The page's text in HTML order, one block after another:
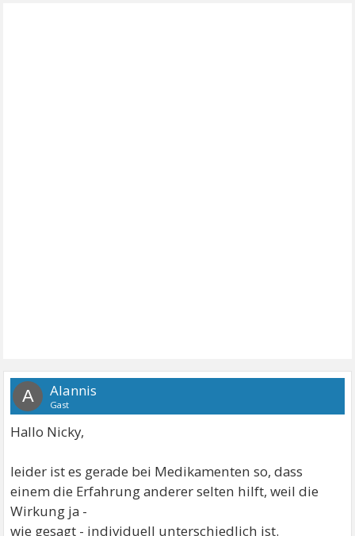
A Alannis
Gast
Hallo Nicky,
leider ist es gerade bei Medikamenten so, dass
einem die Erfahrung anderer selten hilft, weil die
Wirkung ja -
wie gesagt - individuell unterschiedlich ist.